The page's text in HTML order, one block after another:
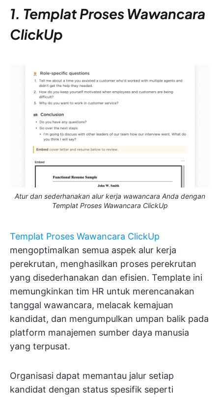
1. Templat Proses Wawancara
ClickUp
Atur dan sederhanakan alur kerja wawancara Anda dengan
Templat Proses Wawancara ClickUp
Templat Proses Wawancara ClickUp
mengoptimalkan semua aspek alur kerja
perekrutan, menghasilkan proses perekrutan
yang disederhanakan dan efisien. Template ini
memungkinkan tim HR untuk merencanakan
tanggal wawancara, melacak kemajuan
kandidat, dan mengumpulkan umpan balik pada
platform manajemen sumber daya manusia
yang terpusat.
Organisasi dapat memantau jalur setiap
kandidat dengan status spesifik seperti